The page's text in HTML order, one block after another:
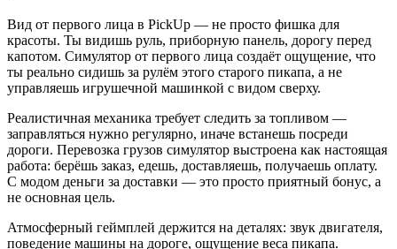
Вид от первого лица в PickUp — не просто фишка для
красоты. Ты видишь руль, приборную панель, дорогу перед
капотом. Симулятор от первого лица создаёт ощущение, что
ты реально сидишь за рулём этого старого пикапа, а не
управляешь игрушечной машинкой с видом сверху.
Реалистичная механика требует следить за топливом —
заправляться нужно регулярно, иначе встанешь посреди
дороги. Перевозка грузов симулятор выстроена как настоящая
работа: берёшь заказ, едешь, доставляешь, получаешь оплату.
С модом деньги за доставки — это просто приятный бонус, а
не основная цель.
Атмосферный геймплей держится на деталях: звук двигателя,
поведение машины на дороге, ощущение веса пикапа.